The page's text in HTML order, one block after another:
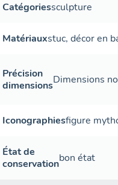
Catégoriessculpture
Matériauxstuc, décor en
Précision
dimensionsDimensions
Iconographiesfigure
État de
conservationbon état